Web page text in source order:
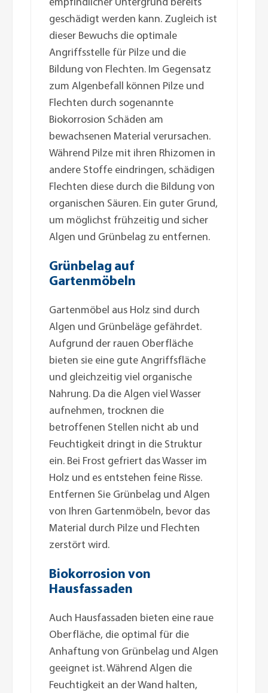
geschädigt werden kann. Zugleich ist
dieser Bewuchs die optimale
Angriffsstelle für Pilze und die
Bildung von Flechten. Im Gegensatz
zum Algenbefall können Pilze und
Flechten durch sogenannte
Biokorrosion Schäden am
bewachsenen Material verursachen.
Während Pilze mit ihren Rhizomen in
andere Stoffe eindringen, schädigen
Flechten diese durch die Bildung von
organischen Säuren. Ein guter Grund,
um möglichst frühzeitig und sicher
Algen und Grünbelag zu entfernen.
Grünbelag auf
Gartenmöbeln
Gartenmöbel aus Holz sind durch
Algen und Grünbeläge gefährdet.
Aufgrund der rauen Oberfläche
bieten sie eine gute Angriffsfläche
und gleichzeitig viel organische
Nahrung. Da die Algen viel Wasser
aufnehmen, trocknen die
betroffenen Stellen nicht ab und
Feuchtigkeit dringt in die Struktur
ein. Bei Frost gefriert das Wasser im
Holz und es entstehen feine Risse.
Entfernen Sie Grünbelag und Algen
von Ihren Gartenmöbeln, bevor das
Material durch Pilze und Flechten
zerstört wird.
Biokorrosion von
Hausfassaden
Auch Hausfassaden bieten eine raue
Oberfläche, die optimal für die
Anhaftung von Grünbelag und Algen
geeignet ist. Während Algen die
Feuchtigkeit an der Wand halten,